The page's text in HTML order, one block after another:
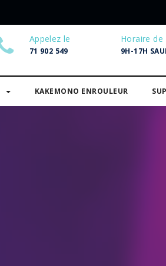
Appelez le
71 902 549
Horaire de
9H-17H
KAKEMONO ENROULEUR